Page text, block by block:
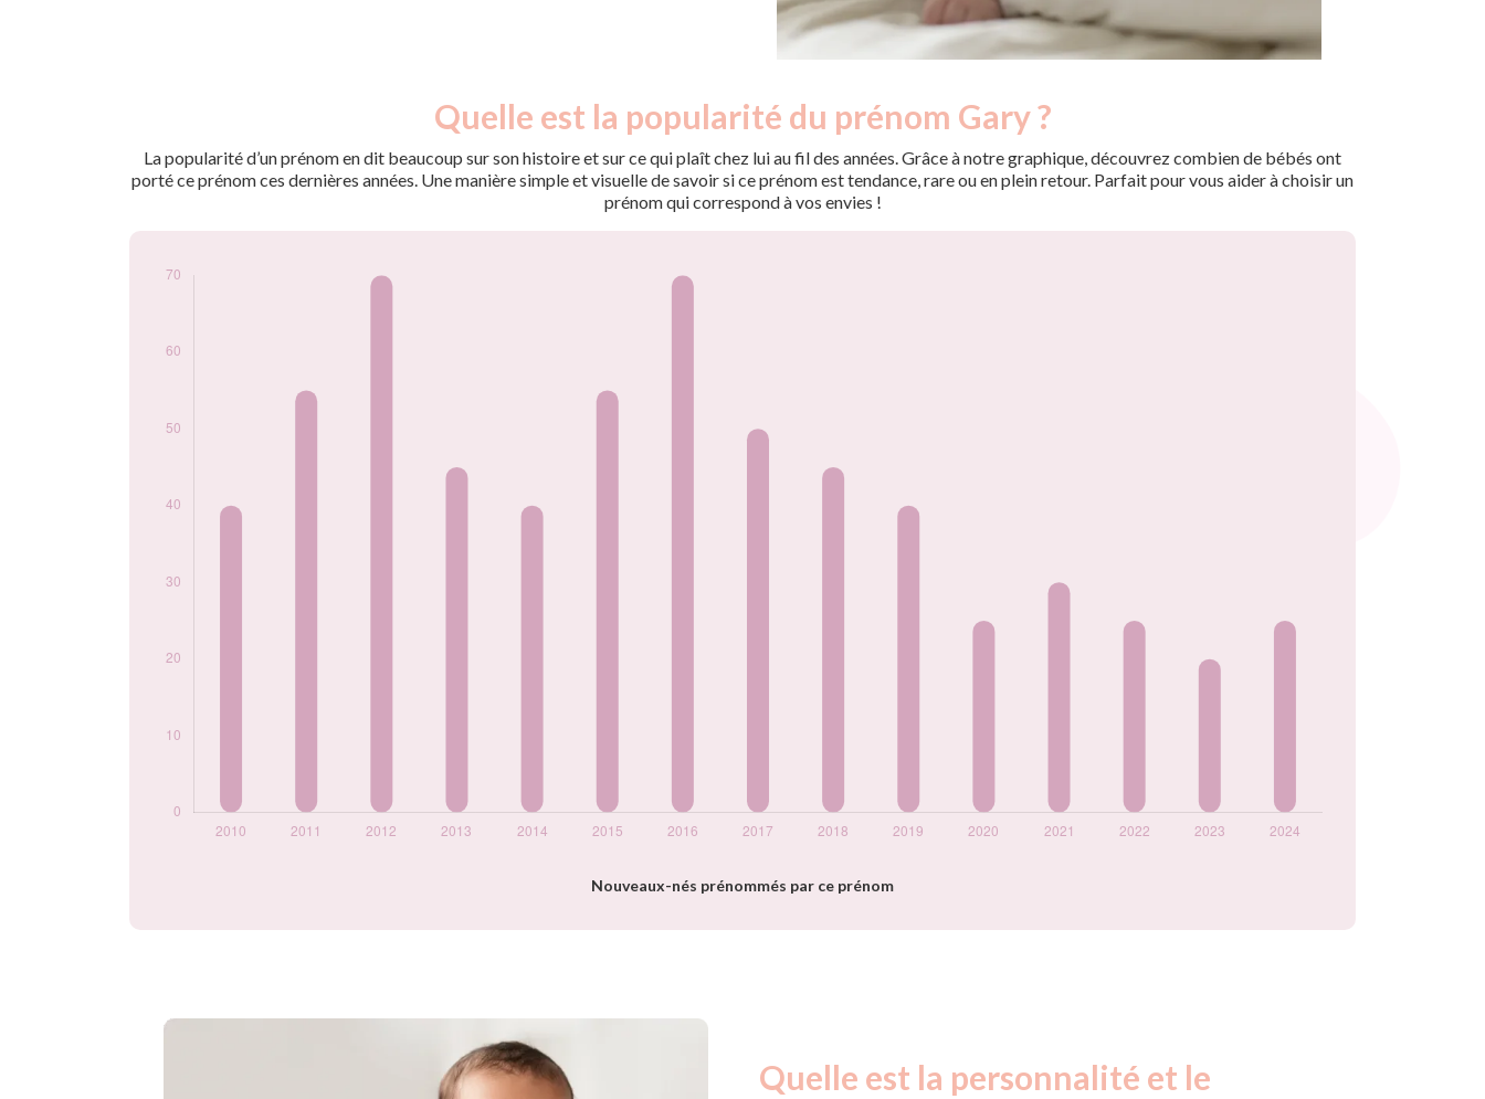
Quelle est la popularité du prénom Gary ?
La popularité d’un prénom en dit beaucoup sur son histoire et sur ce qui plaît chez lui au fil des années. Grâce à notre graphique, découvrez combien de bébés ont
porté ce prénom ces dernières années. Une manière simple et visuelle de savoir si ce prénom est tendance, rare ou en plein retour. Parfait pour vous aider à choisir un
prénom qui correspond à vos envies !
Nouveaux-nés prénommés par ce prénom
prénom Gary par
2009
50
2010
40
2014
40
2017
2020
Quelle est la personnalité et le